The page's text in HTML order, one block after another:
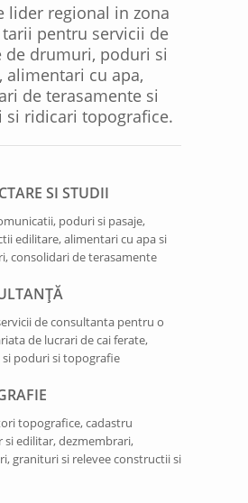
lider regional in zona
pentru servicii de
de drumuri, poduri si
alimentari cu apa,
de terasamente si
si ridicari topografice.
SI STUDII
poduri si pasaje,
edilitare, alimentari cu apa si
consolidari de terasamente
de consultanta pentru o
de lucrari de cai ferate,
poduri si topografie
topografice, cadastru
si edilitar, dezmembrari,
granituri si relevee constructii si